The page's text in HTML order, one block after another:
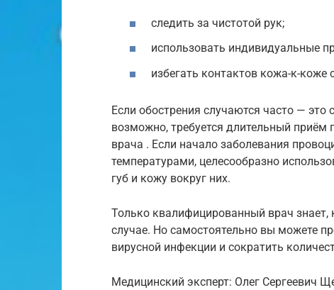
следить за чистотой рук;
использовать индивидуальные
избегать контактов кожа-к-
Если обострения случаются часто —
возможно, требуется длительный приём
врача . Если начало заболевания
температурами, целесообразно
губ и кожу вокруг них.
Только квалифицированный врач
случае. Но самостоятельно вы можете
вирусной инфекции и сократить
Медицинский эксперт: Олег Сергеевич